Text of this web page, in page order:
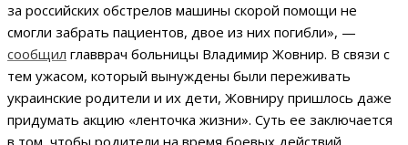
за российских обстрелов машины скорой помощи не
смогли забрать пациентов, двое из них погибли», —
сообщил главврач больницы Владимир Жовнир. В связи с
тем ужасом, который вынуждены были переживать
украинские родители и их дети, Жовниру пришлось даже
придумать акцию «ленточка жизни». Суть ее заключается